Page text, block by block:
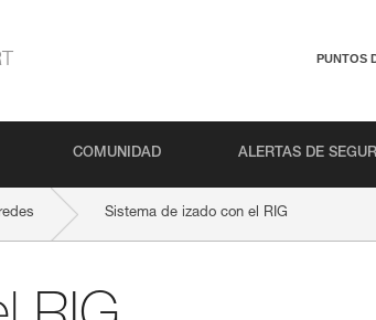
PUNTOS
COMUNIDAD ALERTAS DE
Sistema de izado con el RIG